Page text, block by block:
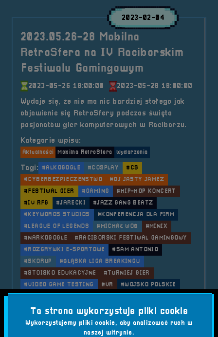
2023-02-04
2023.05.26-28 Mobilna
RetroSfera na IV Raciborskim
Festiwalu Gamingowym
2023-05-26 18:00:00
2023-05-28 18:00:00
Wydaje się, że nie ma nic bardziej stałego jak
objawienie się RetroSfery podczas święta
pasjonatów gier komputerowych w Raciborzu.
Kategorie wpisu:
Aktualności Mobilna RetroSfera Wydarzenia
Tagi: #ALKOGOGLE #COSPLAY
#CS
#CYBERBEZPIECZEŃSTWO
#DJ JASTY JAMEZ
#FESTIWAL GIER
#GAMING
#HIP-HOP KONCERT
#IV RFG
#JARECKI
#JAZZ GANG BEATZ
#KEYWORDS STUDIOS
#KONFERENCJA DLA FIRM
#LEAGUE OF LEGENDS
#MICHAŁ WOŚ
#MINIX
#NARKOGOGLE
#RACIBORSKI FESTIWAL GAMINGOWY
#ROZGRYWKI E-SPORTOWE
#SAM ANTONIO
#SKORUP
#ŚLĄSKA LIGA BREAKINGU
#STOISKO EDUKACYJNE
#TURNIEJ GIER
#VIDEO GAME TESTING
#VR
#WOJSKO POLSKIE
#WYKŁAD O CYBERBEZPIECZEŃSTWIE
#ZAMEK PIASTOWSKI RACIBÓRZ
Ta strona wykorzystuje pliki cookie
Wykorzystujemy pliki cookie, aby analizować ruch w
naszej witrynie.